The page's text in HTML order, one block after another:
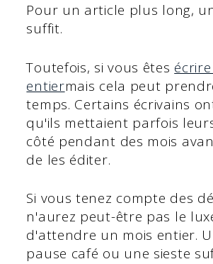
Pour un article plus long,
suffit.
Toutefois, si vous êtes
entiermais cela peut
temps. Certains écrivains
qu'ils mettaient parfois
côté pendant des mois
de les éditer.
Si vous tenez compte des
n'aurez peut-être pas le
d'attendre un mois entier.
pause café ou une sieste